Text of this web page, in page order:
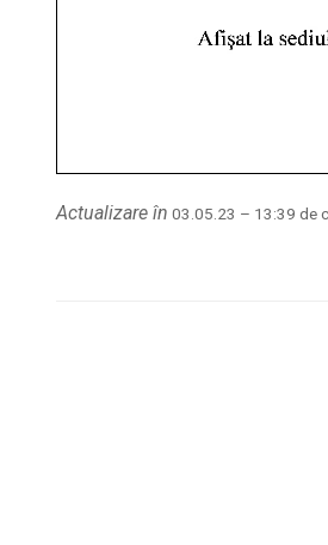
Actualizare în 03.05.23 – 13:39 de